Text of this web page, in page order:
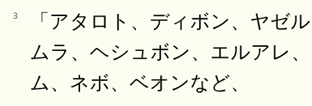
3
「アタロト、ディボン、ヤゼ
ムラ、ヘシュボン、エルアレ
ム、ネボ、ベオンなど、